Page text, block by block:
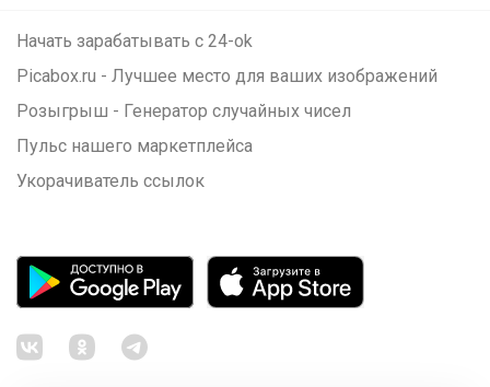
Начать зарабатывать с 24-ok
Picabox.ru - Лучшее место для ваших изображений
Розыгрыш - Генератор случайных чисел
Пульс нашего маркетплейса
Укорачиватель ссылок